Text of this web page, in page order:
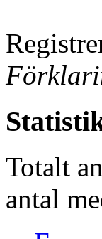
Totalt
antal